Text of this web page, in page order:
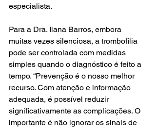
especialista.
Para a Dra. Ilana Barros, embora
muitas vezes silenciosa, a trombofilia
pode ser controlada com medidas
simples quando o diagnóstico é feito a
tempo. “Prevenção é o nosso melhor
recurso. Com atenção e informação
adequada, é possível reduzir
significativamente as complicações. O
importante é não ignorar os sinais de